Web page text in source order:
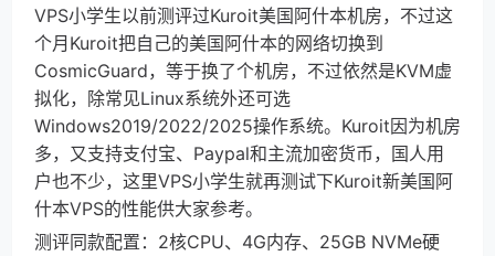
VPS小学生以前测评过Kuroit美国阿什本机房，不过这
个月Kuroit把自己的美国阿什本的网络切换到
CosmicGuard，等于换了个机房，不过依然是KVM虚
拟化，除常见Linux系统外还可选
Windows2019/2022/2025操作系统。Kuroit因为机房
多，又支持支付宝、Paypal和主流加密货币，国人用
户也不少，这里VPS小学生就再测试下Kuroit新美国阿
什本VPS的性能供大家参考。
测评同款配置：2核CPU、4G内存、25GB NVMe硬